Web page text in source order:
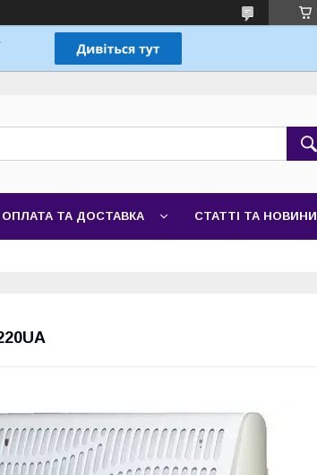
ОПЛАТА ТА ДОСТАВКА СТАТТІ ТА НОВИНИ